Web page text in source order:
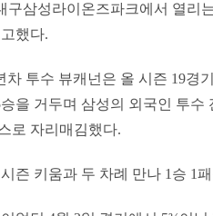
구삼성라이온즈파크에서 열리
했다.
차 투수 뷰캐넌은 올 시즌 19경
을 거두며 삼성의 외국인 투수
로 자리매김했다.
즌 키움과 두 차례 만나 1승 1